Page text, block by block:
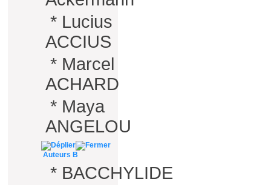
* Lucius
ACCIUS
* Marcel
ACHARD
* Maya
ANGELOU
Auteurs B
* BACCHYLIDE